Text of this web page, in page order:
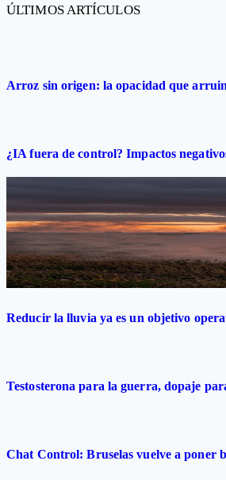
ÚLTIMOS ARTÍCULOS
Arroz sin origen: la opacidad que
¿IA fuera de control? Impactos
Reducir la lluvia ya es un objetivo
Testosterona para la guerra, dopaje
Chat Control: Bruselas vuelve a poner